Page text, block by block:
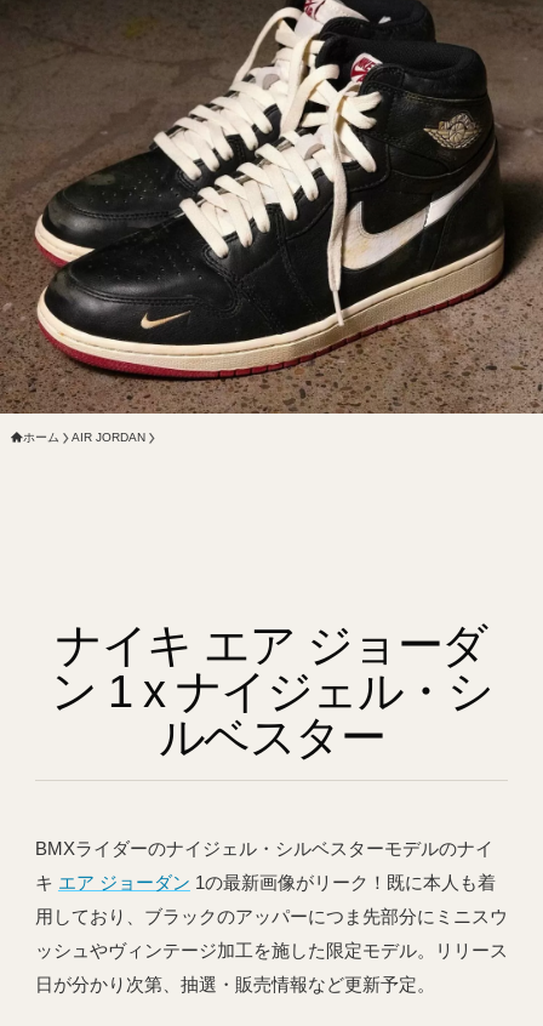
ホーム AIR JORDAN
ナイキ エア ジョーダ
ン 1 x ナイジェル・シ
ルベスター
BMXライダーのナイジェル・シルベスターモデルのナイ
キ エア ジョーダン 1の最新画像がリーク！既に本人も着
用しており、ブラックのアッパーにつま先部分にミニスウ
ッシュやヴィンテージ加工を施した限定モデル。リリース
日が分かり次第、抽選・販売情報など更新予定。